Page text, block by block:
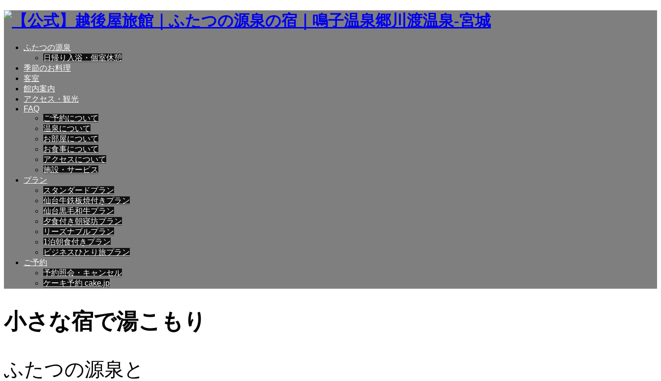
ふたつの源泉
日帰り入浴・個室休憩
季節のお料理
客室
館内案内
アクセス・観光
FAQ
ご予約について
温泉について
お部屋について
お食事について
アクセスについて
施設・サービス
プラン
スタンダードプラン
仙台牛鉄板焼付きプラン
仙台黒毛和牛プラン
夕食付き朝寝坊プラン
リーズナブルプラン
1泊朝食付きプラン
ビジネスひとり旅プラン
ご予約
予約照会・キャンセル
ケーキ予約 cake.jp
小さな宿で湯こもり
ふたつの源泉と